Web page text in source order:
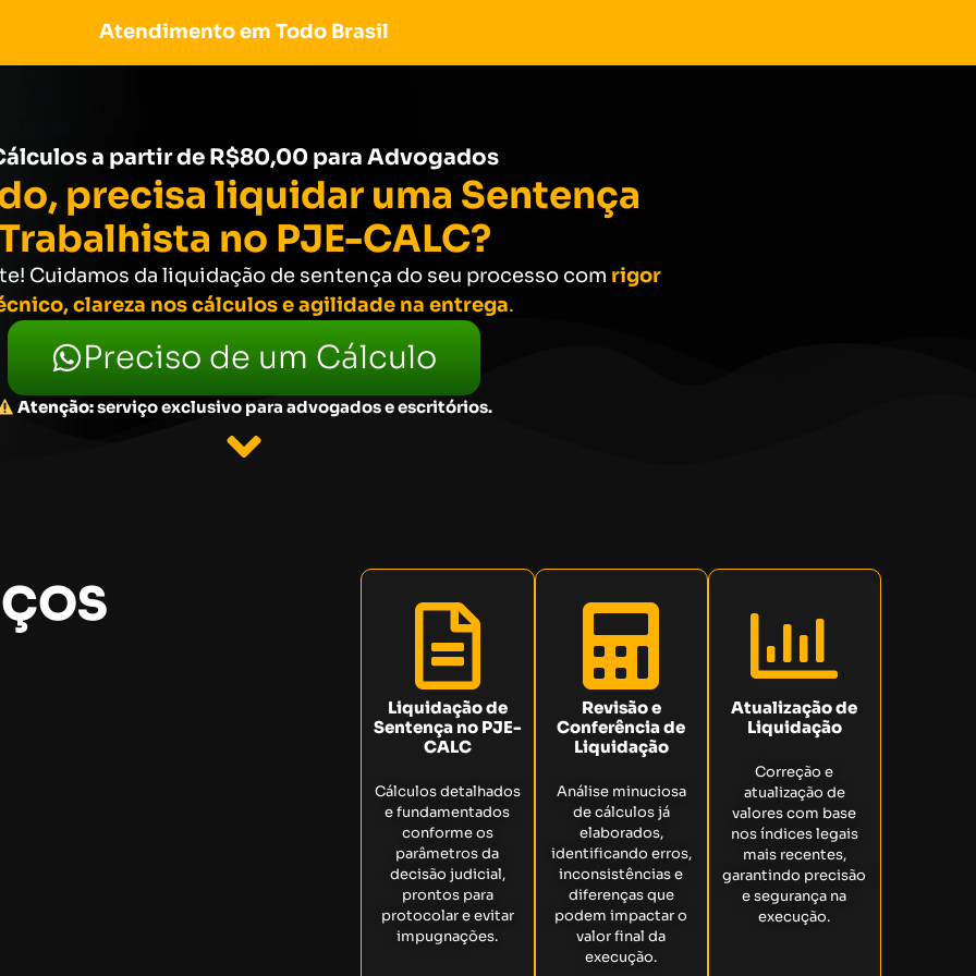
Atendimento em Todo Brasil
a partir de R$80,00 para Advogados
precisa liquidar uma Sentença
no PJE-CALC?
Cuidamos da liquidação de sentença do seu processo com rigor
clareza nos cálculos e agilidade na entrega.
Preciso de um Cálculo
Atenção:serviço exclusivo para advogados e escritórios.
Liquidação de
Sentença no PJE-
CALC
Cálculos detalhados
e fundamentados
conforme os
parâmetros da
decisão judicial,
prontos para
protocolar e evitar
impugnações.
Revisão e
Conferência de
Liquidação
Análise minuciosa
de cálculos já
elaborados,
identificando erros,
inconsistências e
diferenças que
podem impactar o
valor final da
execução.
Atualização de
Liquidação
Correção e
atualização de
valores com base
nos índices legais
mais recentes,
garantindo precisão
e segurança na
execução.